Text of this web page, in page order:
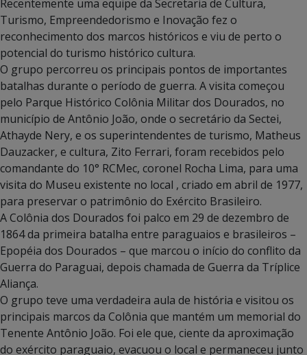
Recentemente uma equipe da Secretaria de Cultura,
Turismo, Empreendedorismo e Inovação fez o
reconhecimento dos marcos históricos e viu de perto o
potencial do turismo histórico cultura.
O grupo percorreu os principais pontos de importantes
batalhas durante o período de guerra. A visita começou
pelo Parque Histórico Colônia Militar dos Dourados, no
município de Antônio João, onde o secretário da Sectei,
Athayde Nery, e os superintendentes de turismo, Matheus
Dauzacker, e cultura, Zito Ferrari, foram recebidos pelo
comandante do 10° RCMec, coronel Rocha Lima, para uma
visita do Museu existente no local , criado em abril de 1977,
para preservar o patrimônio do Exército Brasileiro.
A Colônia dos Dourados foi palco em 29 de dezembro de
1864 da primeira batalha entre paraguaios e brasileiros –
Epopéia dos Dourados – que marcou o início do conflito da
Guerra do Paraguai, depois chamada de Guerra da Tríplice
Aliança.
O grupo teve uma verdadeira aula de história e visitou os
principais marcos da Colônia que mantém um memorial do
Tenente Antônio João. Foi ele que, ciente da aproximação
do exército paraguaio, evacuou o local e permaneceu junto